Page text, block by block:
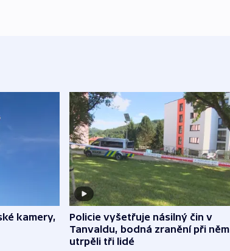
kamery,
Policie vyšetřuje násilný čin v
Tanvaldu, bodná zranění při něm
utrpěli tři lidé